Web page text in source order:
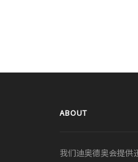
ABOUT
我们迪奥德奥会提供